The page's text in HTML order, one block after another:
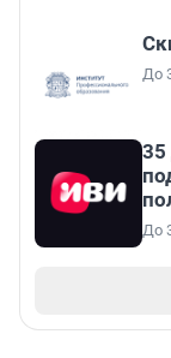
До
35
До